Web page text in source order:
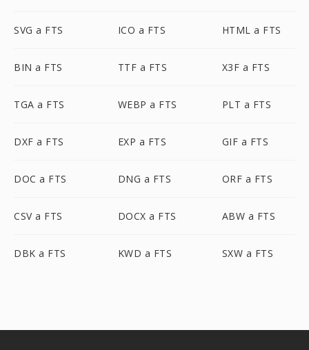
SVG a FTS ICO a FTS HTML a FTS
BIN a FTS TTF a FTS X3F a FTS
TGA a FTS WEBP a FTS PLT a FTS
DXF a FTS EXP a FTS GIF a FTS
DOC a FTS DNG a FTS ORF a FTS
CSV a FTS DOCX a FTS ABW a FTS
DBK a FTS KWD a FTS SXW a FTS